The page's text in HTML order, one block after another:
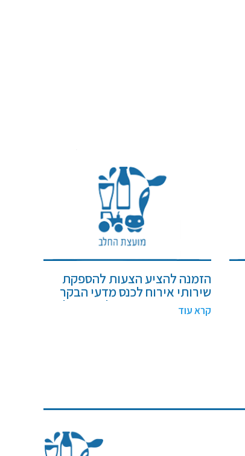
הזמנה להציע הצעות להספקת
שירותי אירוח לכנס מדעי הבקר
2026 עבור המועצה לענף החלב
בישראל , ייצור ושיווק (חל"צ) –
קרא עוד